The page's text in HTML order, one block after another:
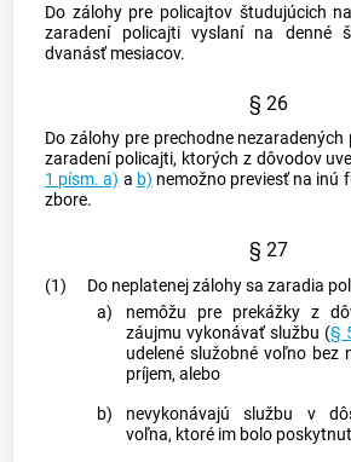
Do zálohy pre policajtov študujúcich
zaradení policajti vyslaní na denné
dvanásť mesiacov.
§ 26
Do zálohy pre prechodne
zaradení policajti, ktorých z dôvodov
1 písm. a) a b) nemožno previesť na inú
zbore.
§ 27
(1)
Do neplatenej zálohy sa zaradia
a)
nemôžu pre prekážky z
záujmu vykonávať službu (§
udelené služobné voľno bez
príjem, alebo
b)
nevykonávajú službu v
voľna, ktoré im bolo